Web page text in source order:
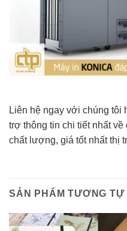
Liên hệ ngay với chúng
trợ thông tin chi tiết nhất về
chất lượng, giá tốt nhất thị
SẢN PHẨM TƯƠNG TỰ